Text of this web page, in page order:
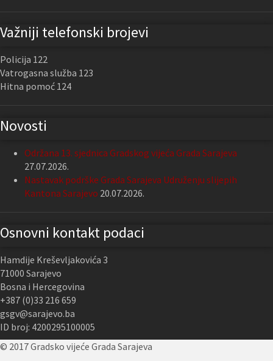
Važniji telefonski brojevi
Policija 122
Vatrogasna služba 123
Hitna pomoć 124
Novosti
Održana 13. sjednica Gradskog vijeća Grada Sarajeva
27.07.2026.
Nastavak podrške Grada Sarajeva Udruženju slijepih
Kantona Sarajevo 20.07.2026.
Osnovni kontakt podaci
Hamdije Kreševljakovića 3
71000 Sarajevo
Bosna i Hercegovina
+387 (0)33 216 659
gsgv@sarajevo.ba
ID broj: 4200295100005
© 2017 Gradsko vijeće Grada Sarajeva